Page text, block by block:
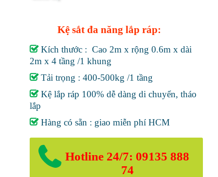
Kệ sắt đa năng lắp ráp:
Kích thước : Cao 2m x rộng 0.6m x dài
2m x 4 tầng /1 khung
Tải trọng : 400-500kg /1 tầng
Kệ lắp ráp 100% dễ dàng di chuyển, tháo
lắp
Hàng có sẵn : giao miễn phí HCM
Hotline 24/7: 09135 888
74